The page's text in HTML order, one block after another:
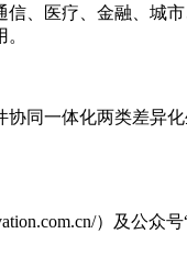
、医疗、金融、城
同一体化两类差异
）及公众